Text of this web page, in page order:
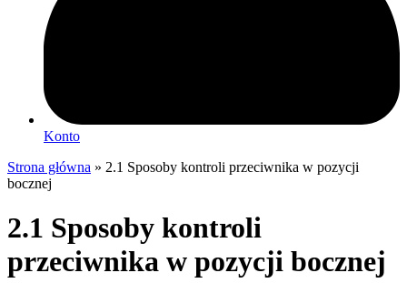
Konto
Strona główna » 2.1 Sposoby kontroli przeciwnika w pozycji
bocznej
2.1 Sposoby kontroli
przeciwnika w pozycji bocznej